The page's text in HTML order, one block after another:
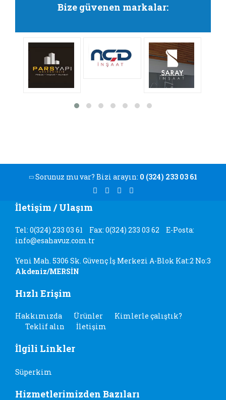
Bize güvenen markalar:
Sorunuz mu var? Bizi arayın: 0 (324) 233 03 61
İletişim / Ulaşım
Tel: 0(324) 233 03 61 Fax: 0(324) 233 03 62
E-Posta:
info@esahavuz.com.tr
Yeni Mah. 5306 Sk. Güvenç İş Merkezi A-Blok Kat:2 No:3
Akdeniz/MERSİN
Hızlı Erişim
Hakkımızda Ürünler
Kimlerle çalıştık?
Teklif alın
İletişim
İlgili Linkler
Süperkim
Hizmetlerimizden Bazıları